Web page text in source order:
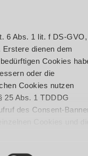
6 Abs. 1 lit. f DS-
dienen dem
Cookies
oder die
Cookies nutzen
25 Abs. 1 TDDDG
des Consent-